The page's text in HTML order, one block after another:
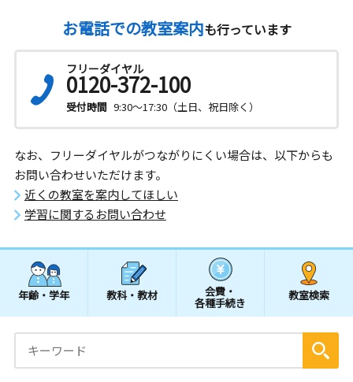
お電話での教室案内も行っています
フリーダイヤル
0120-372-100
受付時間 9:30～17:30（土日、祝日除く）
なお、フリーダイヤルがつながりにくい場合は、以下からも
お問い合わせいただけます。
近くの教室を案内してほしい
学習に関するお問い合わせ
年齢・学年 教科・教材 会費・
各種手続き
教室検索